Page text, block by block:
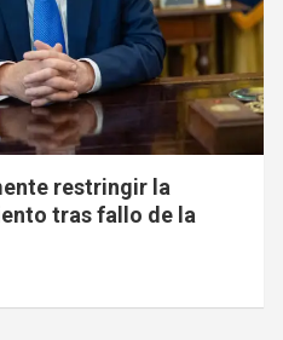
restringir la
tras fallo de la